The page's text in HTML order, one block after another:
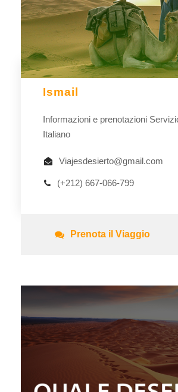
Ismail
Informazioni e prenotazioni
Italiano
Viajesdesierto@gmail.com
(+212) 667-066-799
Prenota il Viaggio